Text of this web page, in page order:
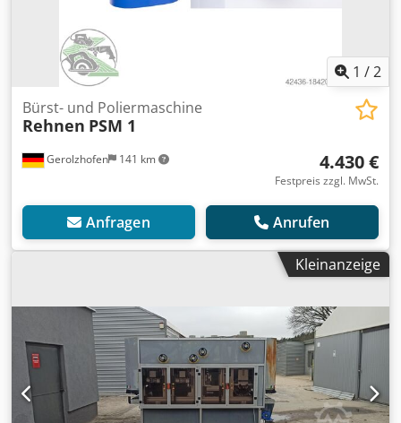
1 /2
Gerolzhofen 141 km
Bürst- und Poliermaschine
Rehnen PSM 1
4.430 €
Festpreis zzgl. MwSt.
Anfragen Anrufen
Kleinanzeige